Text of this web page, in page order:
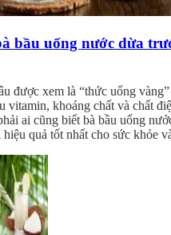
bầu uống nước dừa
được xem là “thức uống
vitamin, khoáng chất và chất
ai cũng biết bà bầu uống
hiệu quả tốt nhất cho sức khỏe